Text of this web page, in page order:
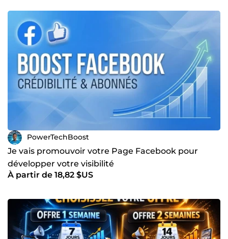
PowerTechBoost
Je vais promouvoir votre Page Facebook pour
développer votre visibilité
À partir de 18,82 $US